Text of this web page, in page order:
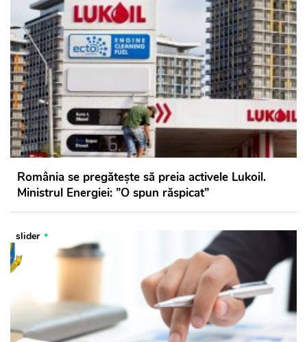
România se pregătește să preia activele Lukoil.
Ministrul Energiei: ”O spun răspicat”
slider